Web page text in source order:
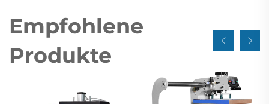
Empfohlene
Produkte